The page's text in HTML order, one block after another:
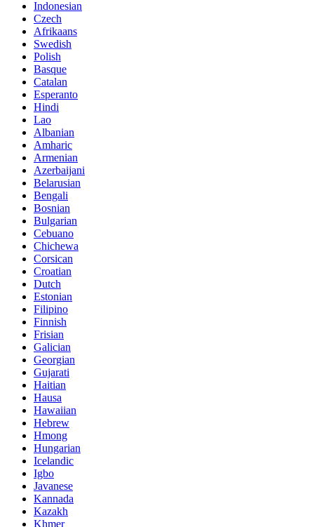
Indonesian
Czech
Afrikaans
Swedish
Polish
Basque
Catalan
Esperanto
Hindi
Lao
Albanian
Amharic
Armenian
Azerbaijani
Belarusian
Bengali
Bosnian
Bulgarian
Cebuano
Chichewa
Corsican
Croatian
Dutch
Estonian
Filipino
Finnish
Frisian
Galician
Georgian
Gujarati
Haitian
Hausa
Hawaiian
Hebrew
Hmong
Hungarian
Icelandic
Igbo
Javanese
Kannada
Kazakh
Khmer